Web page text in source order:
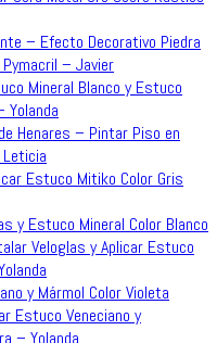
– Efecto Decorativo Piedra
– Javier
Mineral Blanco y Estuco
Yolanda
Henares – Pintar Piso en
Estuco Mitiko Color Gris
y Estuco Mineral Color Blanco
Veloglas y Aplicar Estuco
y Mármol Color Violeta
Estuco Veneciano y
– Yolanda